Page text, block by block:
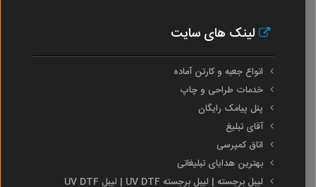
لینک های سایت
انواع جعبه و کارتن آماده
خدمات طراحی و چاپ
پنل پیامک رایگان
آقای تبلیغ
اتاق کمپرسی
بهترین هدایای تبلیغاتی
لیبل برجسته | لیبل برجسته UV DTF | لیبل UV DTF